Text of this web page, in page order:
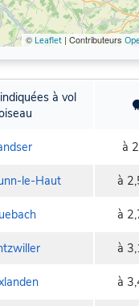
© Leaflet| Contributeurs
à vol
à
le-Haut à
à
à
à